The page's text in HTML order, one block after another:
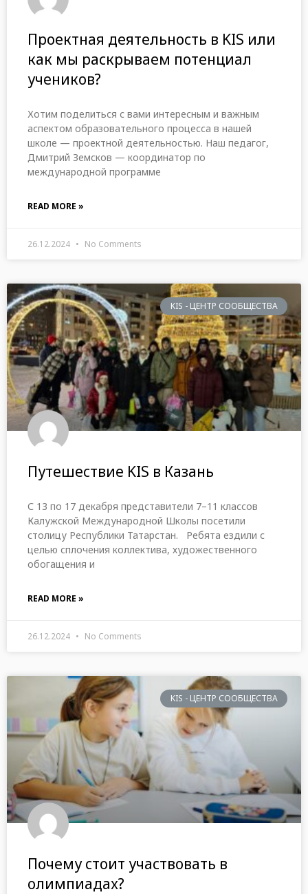
Проектная деятельность в KIS или
как мы раскрываем потенциал
учеников?
Хотим поделиться с вами интересным и важным
аспектом образовательного процесса в нашей
школе — проектной деятельностью. Наш педагог,
Дмитрий Земсков — координатор по
международной программе
READ MORE »
26.12.2024 No Comments
KIS - ЦЕНТР СООБЩЕСТВА
Путешествие KIS в Казань
С 13 по 17 декабря представители 7–11 классов
Калужской Международной Школы посетили
столицу Республики Татарстан. Ребята ездили с
целью сплочения коллектива, художественного
обогащения и
READ MORE »
26.12.2024 No Comments
KIS - ЦЕНТР СООБЩЕСТВА
Почему стоит участвовать в
олимпиадах?